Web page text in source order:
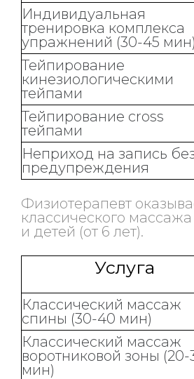
Индивидуальная
тренировка комплекса
упражнений (30-45 мин)
Тейпирование
кинезиологическими
тейпами
Тейпирование cross
тейпами
Неприход на запись
предупреждения
Физиотерапевт
классического
и детей (от 6 лет).
Услуга
Классический массаж
спины (30-40 мин)
Классический массаж
воротниковой зоны (20-
мин)